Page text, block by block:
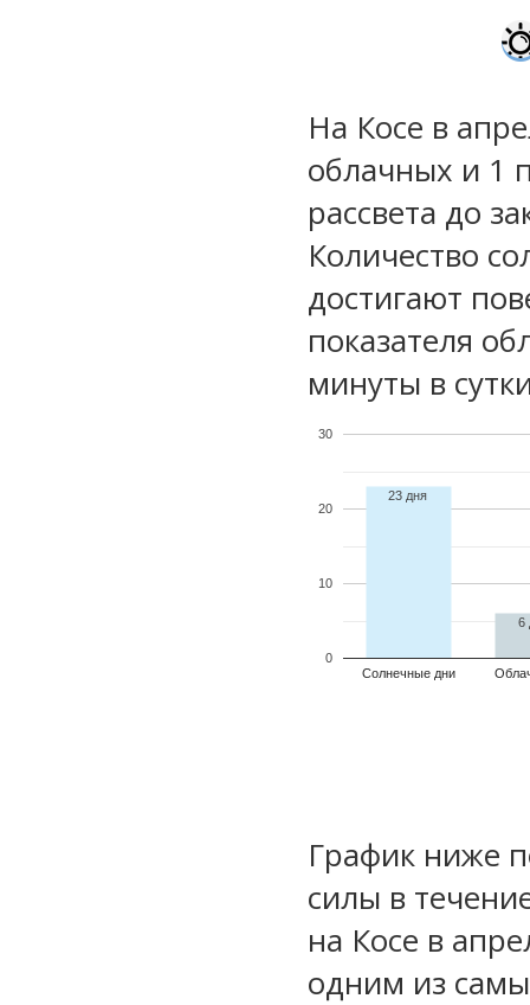
На Косе в
облачных и 1
рассвета до
Количество
достигают
показателя
минуты в
Солнечные дни
0
10
20
30
23 дня
6
График ниже
силы в
на Косе в
одним из